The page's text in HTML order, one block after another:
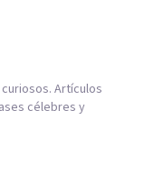
Artículos
célebres y